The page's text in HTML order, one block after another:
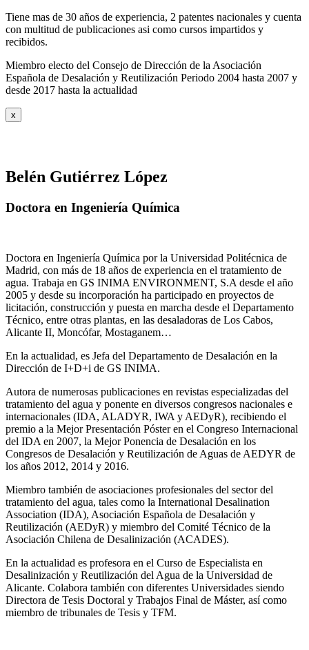
Tiene mas de 30 años de experiencia, 2 patentes nacionales y cuenta
con multitud de publicaciones asi como cursos impartidos y
recibidos.
Miembro electo del Consejo de Dirección de la Asociación
Española de Desalación y Reutilización Periodo 2004 hasta 2007 y
desde 2017 hasta la actualidad
x
Belén Gutiérrez López
Doctora en Ingeniería Química
Doctora en Ingeniería Química por la Universidad Politécnica de
Madrid, con más de 18 años de experiencia en el tratamiento de
agua. Trabaja en GS INIMA ENVIRONMENT, S.A desde el año
2005 y desde su incorporación ha participado en proyectos de
licitación, construcción y puesta en marcha desde el Departamento
Técnico, entre otras plantas, en las desaladoras de Los Cabos,
Alicante II, Moncófar, Mostaganem…
En la actualidad, es Jefa del Departamento de Desalación en la
Dirección de I+D+i de GS INIMA.
Autora de numerosas publicaciones en revistas especializadas del
tratamiento del agua y ponente en diversos congresos nacionales e
internacionales (IDA, ALADYR, IWA y AEDyR), recibiendo el
premio a la Mejor Presentación Póster en el Congreso Internacional
del IDA en 2007, la Mejor Ponencia de Desalación en los
Congresos de Desalación y Reutilización de Aguas de AEDYR de
los años 2012, 2014 y 2016.
Miembro también de asociaciones profesionales del sector del
tratamiento del agua, tales como la International Desalination
Association (IDA), Asociación Española de Desalación y
Reutilización (AEDyR) y miembro del Comité Técnico de la
Asociación Chilena de Desalinización (ACADES).
En la actualidad es profesora en el Curso de Especialista en
Desalinización y Reutilización del Agua de la Universidad de
Alicante. Colabora también con diferentes Universidades siendo
Directora de Tesis Doctoral y Trabajos Final de Máster, así como
miembro de tribunales de Tesis y TFM.